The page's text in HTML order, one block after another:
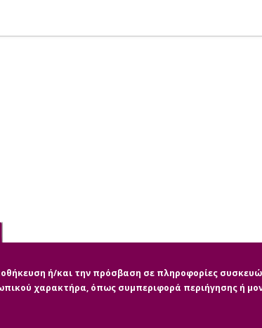
ή/και την πρόσβαση σε πληροφορίες
χαρακτήρα, όπως συμπεριφορά περιήγησης ή